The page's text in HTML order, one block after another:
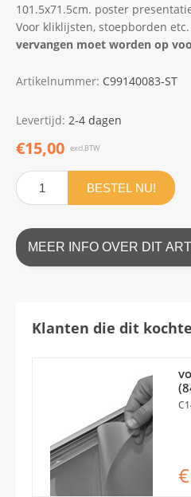
101.5x71.5cm. poster
Voor kliklijsten, stoepborden etc.
vervangen moet worden op
Artikelnummer: C99140083-ST
Levertijd: 2-4 dagen
€15,00 excl.BTW
BESTEL NU!
MEER INFO OVER DIT
Klanten die dit